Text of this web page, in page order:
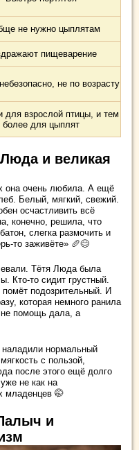
не нужно цыплятам
пищеварение
не по возрасту
для взрослой птицы, и тем
более для цыплят
и великая
она очень любила. А ещё
Белый, мягкий, свежий.
осчастливить всё
конечно, решила, что
слегка размочить и
то заживёте» 🥖😊
Тётя Люда была
Кто-то сидит грустный.
помёт подозрительный. И
которая немного ранила
помощь дала, а
наладили нормальный
с пользой,
после этого ещё долго
не как на
младенцев 🤭
и